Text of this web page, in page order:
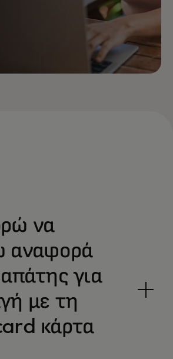
να
αναφορά
για
με τη
κάρτα